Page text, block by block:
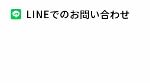
シルエットに加え、ストレッ
LINEでのお問い合わせ